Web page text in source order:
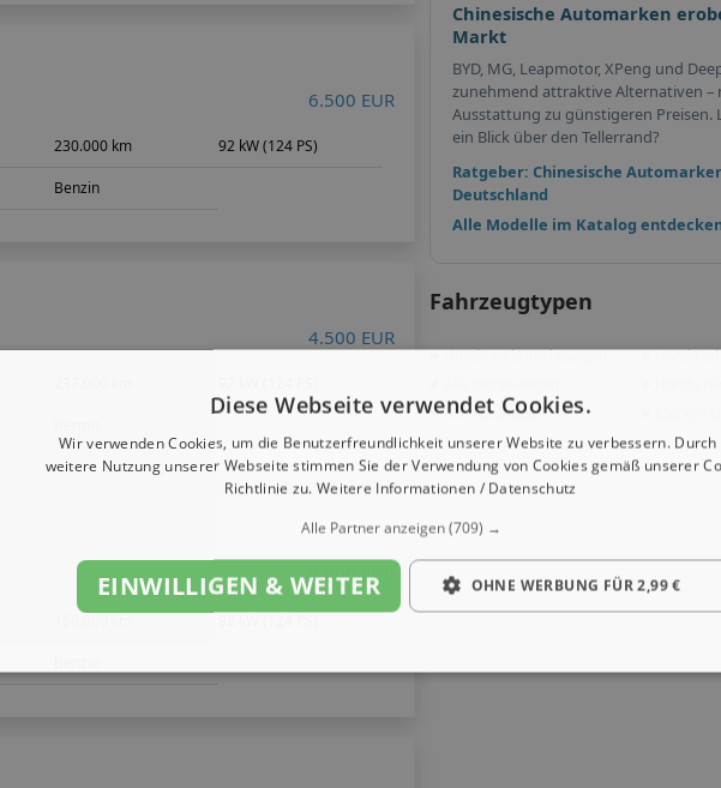
Chinesische Automarken
Markt
BYD, MG, Leapmotor, XPeng und
zunehmend attraktive Alternativen –
Ausstattung zu günstigeren Preisen.
ein Blick über den Tellerrand?
Ratgeber: Chinesische
Deutschland
Alle Modelle im Katalog
Fahrzeugtypen
»HondaGebrauchtwagen »Honda
»AlleNeuwagen
6.500 EUR
230.000 km 92 kW (124 PS)
Benzin
4.500 EUR
9.900 EUR
Diese Webseite verwendet Cookies.
Wir verwenden Cookies, um die Benutzerfreundlichkeit unserer Website zu verbessern. Durch
weitere Nutzung unserer Webseite stimmen Sie der Verwendung von Cookies gemäß unserer
Richtlinie zu. Weitere Informationen / Datenschutz
Alle Partner anzeigen(709) →
EINWILLIGEN & WEITER OHNE WERBUNG FÜR 2,99 €